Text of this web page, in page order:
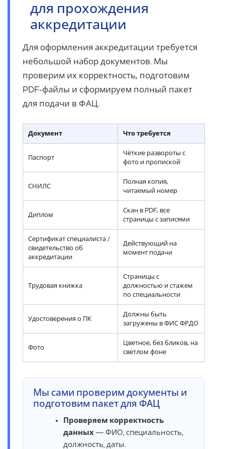
для прохождения
аккредитации
Для оформления аккредитации требуется
небольшой набор документов. Мы
проверим их корректность, подготовим
PDF‑файлы и сформируем полный пакет
для подачи в ФАЦ.
Документ Что требуется
Паспорт
Чёткие развороты с
фото и пропиской
СНИЛС
Полная копия,
читаемый номер
Диплом
Скан в PDF, все
страницы с записями
Сертификат специалиста /
свидетельство об
аккредитации
Действующий на
момент подачи
Трудовая книжка
Страницы с
должностью и стажем
по специальности
Удостоверения о ПК
Должны быть
загружены в ФИС ФРДО
Фото
Цветное, без бликов, на
светлом фоне
Мы сами проверим документы и
подготовим пакет для ФАЦ
Проверяем корректность
данных — ФИО, специальность,
должность, даты.